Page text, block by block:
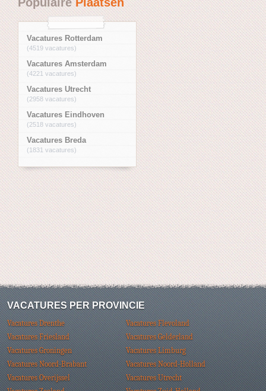
Vacatures Rotterdam
(4519 vacatures)
Vacatures Amsterdam
(4221 vacatures)
Vacatures Utrecht
(2958 vacatures)
Vacatures Eindhoven
(2518 vacatures)
Vacatures Breda
(1831 vacatures)
VACATURES PER PROVINCIE
Vacatures Drenthe
Vacatures Flevoland
Vacatures Friesland
Vacatures Gelderland
Vacatures Groningen
Vacatures Limburg
Vacatures Noord-Brabant
Vacatures Noord-Holland
Vacatures Overijssel
Vacatures Utrecht